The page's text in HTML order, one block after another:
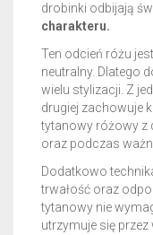
drobinki odbijają
charakteru.
Ten odcień różu
neutralny. Dlatego
wielu stylizacji. Z
drugiej zachowuje
tytanowy różowy z
oraz podczas
Dodatkowo
trwałość oraz
tytanowy nie
utrzymuje się przez